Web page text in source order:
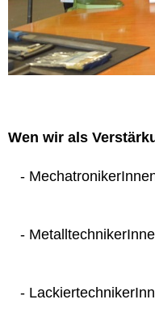
Wen wir als
-
-
-